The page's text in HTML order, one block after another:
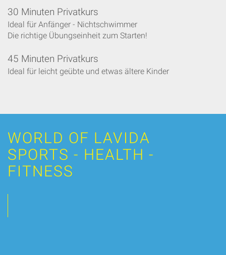
30 Minuten Privatkurs
Ideal für Anfänger - Nichtschwimmer
Die richtige Übungseinheit zum Starten!
45 Minuten Privatkurs
Ideal für leicht geübte und etwas ältere Kinder
WORLD OF LAVIDA
SPORTS - HEALTH -
FITNESS